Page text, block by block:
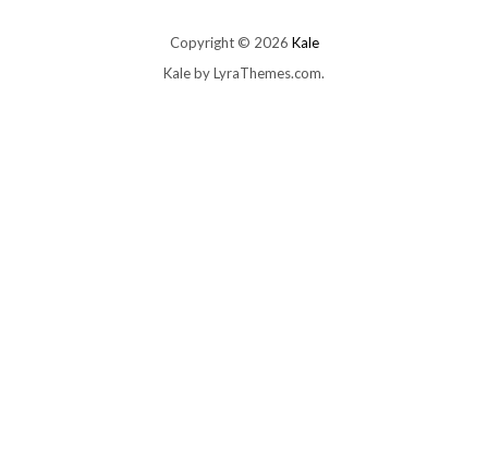
Copyright © 2026 Kale
Kaleby LyraThemes.com.